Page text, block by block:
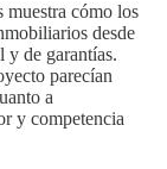
muestra cómo los
desde
y de garantías.
parecían
a
y competencia